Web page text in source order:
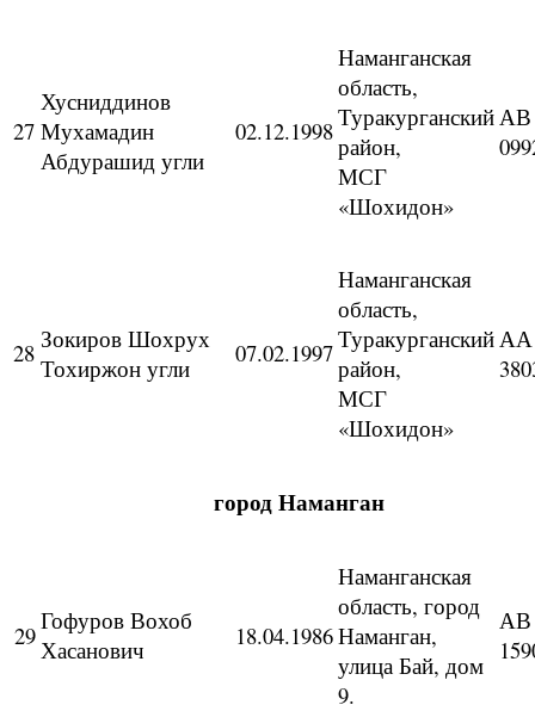
27
Хусниддинов
Мухамадин
Абдурашид угли
02.12.1998
Наманганская
область,
Туракурганский
район,
МСГ
«Шохидон»
АВ
28 Зокиров Шохрух
Тохиржон угли
07.02.1997
Наманганская
область,
Туракурганский
район,
МСГ
«Шохидон»
АА
город Наманган
29
Гофуров Вохоб
Хасанович
18.04.1986
Наманганская
область, город
Наманган,
улица Бай, дом
9.
АВ